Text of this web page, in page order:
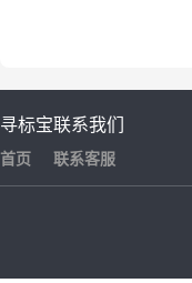
寻标宝
首页
联系我们
联系客服